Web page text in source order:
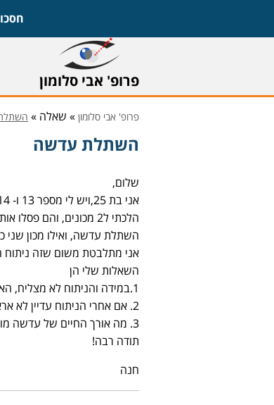
חסכו מעל 1,000 ש"ח על משקפיים
פרופ' אבי סלומון
פרופ' אבי סלומון » שאלה »
השתלת עדשה
שלום,
אני בת 25,ויש לי מספר 13 ו- 14. וצילינדר בעיניים. המספר יציב כבר 7 שנים.
הלכתי ל2 מכונים, והם
השתלת עדשה, ואילו מכון
אני מתלבטת משום שזה ניתוח
השאלות שלי הן
1.במידה והניתוח לא מצליח, האם ניתן להרכיב שוב עדשות מגע?
2. אם אחרי הניתוח עדיין לא אראה טוב, האם ניתן להרכיב עדשות על זה?
3. מה אורך החיים של עדשה מושתלת?
תודה רבה!
חנה